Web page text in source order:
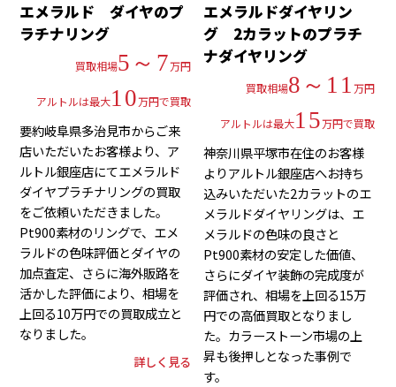
エメラルド ダイヤのプ
ラチナリング
買取相場5～7万円
アルトルは最大10万円で買取
要約岐阜県多治見市からご来
店いただいたお客様より、ア
ルトル銀座店にてエメラルド
ダイヤプラチナリングの買取
をご依頼いただきました。
Pt900素材のリングで、エメ
ラルドの色味評価とダイヤの
加点査定、さらに海外販路を
活かした評価により、相場を
上回る10万円での買取成立と
なりました。
詳しく見る
エメラルドダイヤリン
グ 2カラットのプラチ
ナダイヤリング
買取相場8～11万円
アルトルは最大15万円で買取
神奈川県平塚市在住のお客様
よりアルトル銀座店へお持ち
込みいただいた2カラットのエ
メラルドダイヤリングは、エ
メラルドの色味の良さと
Pt900素材の安定した価値、
さらにダイヤ装飾の完成度が
評価され、相場を上回る15万
円での高価買取となりまし
た。カラーストーン市場の上
昇も後押しとなった事例で
す。